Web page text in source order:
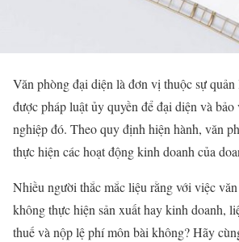
Văn phòng đại diện là đơn vị thuộc sự
được pháp luật ủy quyền để đại diện và
nghiệp đó. Theo quy định hiện hành, văn
thực hiện các hoạt động kinh doanh của
Nhiều người thắc mắc liệu rằng với việc
không thực hiện sản xuất hay kinh doanh,
thuế và nộp lệ phí môn bài không? Hãy